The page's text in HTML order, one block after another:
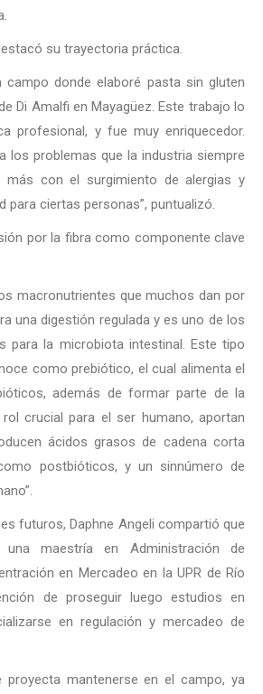
su trayectoria práctica.
campo donde elaboré pasta sin gluten
Di Amalfi en Mayagüez. Este trabajo lo
profesional, y fue muy enriquecedor.
los problemas que la industria siempre
más con el surgimiento de alergias y
para ciertas personas”, puntualizó.
por la fibra como componente clave
macronutrientes que muchos dan por
una digestión regulada y es uno de los
para la microbiota intestinal. Este tipo
como prebiótico, el cual alimenta el
además de formar parte de la
crucial para el ser humano, aportan
ácidos grasos de cadena corta
postbióticos, y un sinnúmero de
futuros, Daphne Angeli compartió que
maestría en Administración de
en Mercadeo en la UPR de Río
de proseguir luego estudios en
en regulación y mercadeo de
proyecta mantenerse en el campo, ya